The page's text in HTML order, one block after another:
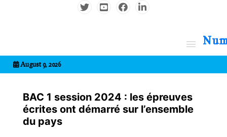
August 9, 2026
BAC 1 session 2024 : les épreuves
écrites ont démarré sur l’ensemble
du pays